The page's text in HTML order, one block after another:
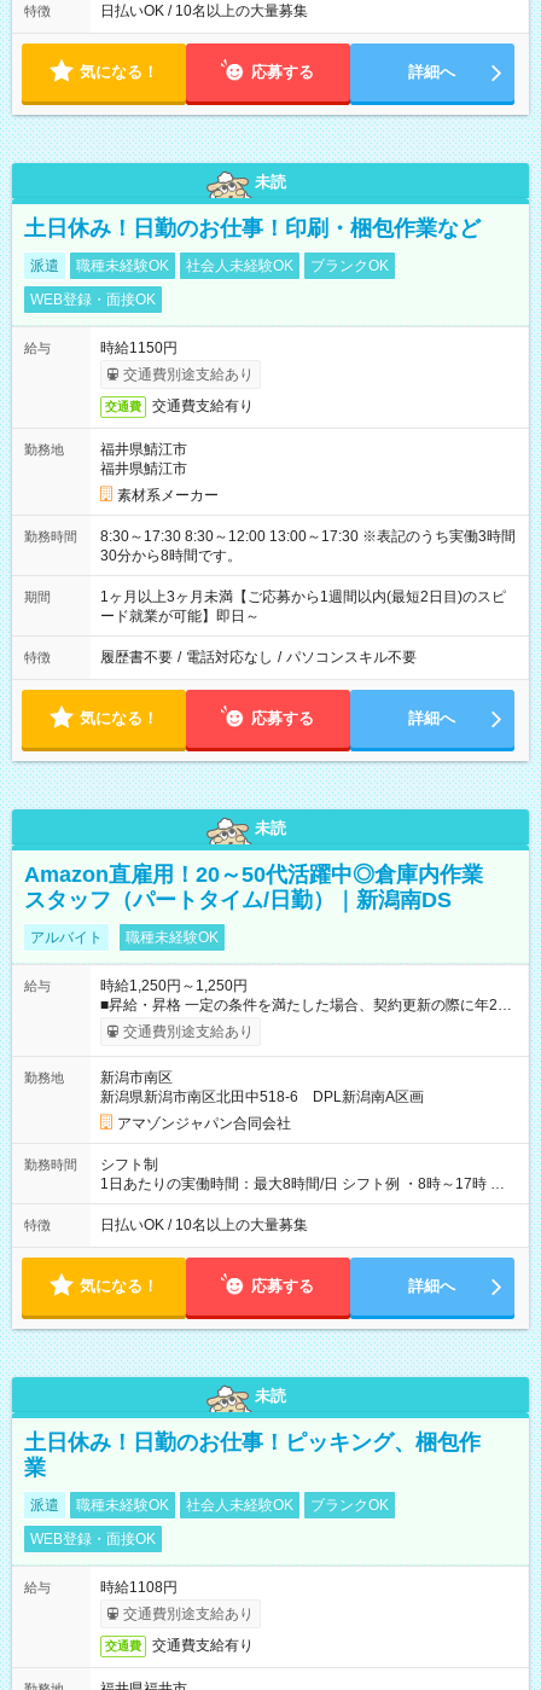
特徴 日払いOK / 10名以上の大量募集
気になる！ 応募する 詳細へ
未読
土日休み！日勤のお仕事！印刷・梱包作業など
派遣 職種未経験OK 社会人未経験OK
ブランクOK
WEB登録・面接OK
給与
時給1150円
交通費別途支給あり
交通費 交通費支給有り
勤務地
福井県鯖江市
福井県鯖江市
素材系メーカー
勤務時間
8:30～17:30 8:30～12:00 13:00～17:30 ※表記のうち実働3時間
30分から8時間です。
期間
1ヶ月以上3ヶ月未満【ご応募から1週間以内(最短2日目)のスピ
ード就業が可能】即日～
特徴 履歴書不要 / 電話対応なし / パソコンスキル不要
気になる！ 応募する 詳細へ
未読
Amazon直雇用！20～50代活躍中◎倉庫内作業
スタッフ（パートタイム/日勤）｜新潟南DS
アルバイト 職種未経験OK
給与
時給1,250円～1,250円
■昇給・昇格 一定の条件を満たした場合、契約更新の際に年2回
まで昇給の機会があります。 ■正社員登用制度あり ※月末締/翌
月25日支払い ※時間外手当、別途支給 ※深夜割増賃金 (22:00～
☆Amazon直雇用で安定して働けます！ 【試用期間】試用期間
あり 試用期間の長さ：1週間 雇用形態、給与は本採用時と同じ
です。
交通費別途支給あり
勤務地
新潟市南区
新潟県新潟市南区北田中518-6 DPL新潟南A区画
アマゾンジャパン合同会社
勤務時間
シフト制
1日あたりの実働時間：最大8時間/日 シフト例 ・8時～17時 ・
12時～21時
特徴 日払いOK / 10名以上の大量募集
気になる！ 応募する 詳細へ
未読
土日休み！日勤のお仕事！ピッキング、梱包作
業
派遣 職種未経験OK 社会人未経験OK
ブランクOK
WEB登録・面接OK
給与
時給1108円
交通費別途支給あり
交通費 交通費支給有り